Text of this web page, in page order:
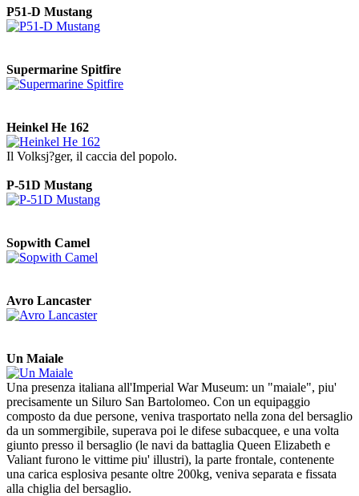
P51-D Mustang
Supermarine Spitfire
Heinkel He 162
Il Volksj?ger, il caccia del popolo.
P-51D Mustang
Sopwith Camel
Avro Lancaster
Un Maiale
Una presenza italiana all'Imperial War Museum: un "maiale", piu'
precisamente un Siluro San Bartolomeo. Con un equipaggio
composto da due persone, veniva trasportato nella zona del bersaglio
da un sommergibile, superava poi le difese subacquee, e una volta
giunto presso il bersaglio (le navi da battaglia Queen Elizabeth e
Valiant furono le vittime piu' illustri), la parte frontale, contenente
una carica esplosiva pesante oltre 200kg, veniva separata e fissata
alla chiglia del bersaglio.